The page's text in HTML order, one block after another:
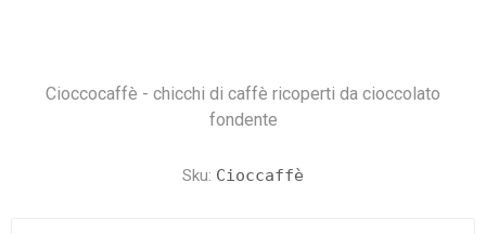
Cioccocaffè - chicchi di caffè ricoperti da cioccolato
fondente
Sku: Cioccaffè